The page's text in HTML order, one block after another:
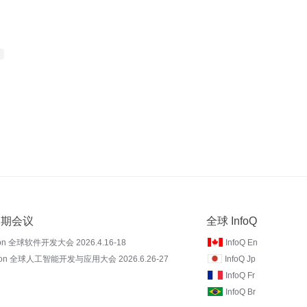
会议
全球软件开发大会 2026.4.16-18
全球人工智能开发与应用大会 2026.6.26-27
全球 InfoQ
InfoQ En
InfoQ Jp
InfoQ Fr
InfoQ Br